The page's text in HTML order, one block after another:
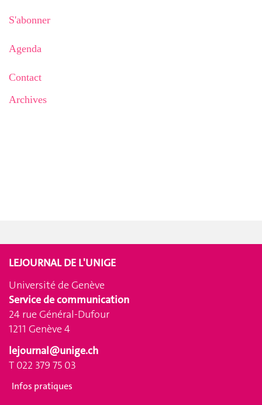
S'abonner
Agenda
Contact
Archives
LEJOURNAL DE L'UNIGE
Université de Genève
Service de communication
24 rue Général-Dufour
1211 Genève 4
lejournal@unige.ch
T 022 379 75 03
Infos pratiques